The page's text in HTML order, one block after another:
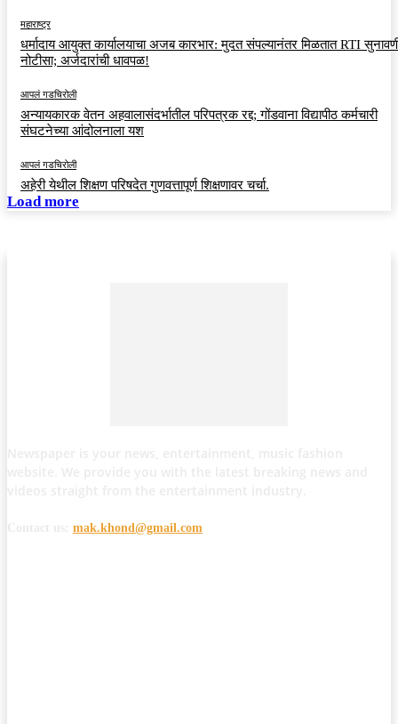
महाराष्ट्र
धर्मादाय आयुक्त कार्यालयाचा अजब कारभार: मुदत संपल्यानंतर मिळतात RTI
नोटीसा; अर्जदारांची धावपळ!
आपलं गडचिरोली
अन्यायकारक वेतन अहवालासंदर्भातील परिपत्रक रद्द; गोंडवाना विद्यापीठ कर्मचारी
संघटनेच्या आंदोलनाला यश
आपलं गडचिरोली
अहेरी येथील शिक्षण परिषदेत गुणवत्तापूर्ण शिक्षणावर चर्चा.
Load more
mak.khond@gmail.com